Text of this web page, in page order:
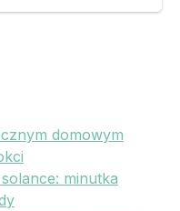
domowym
minutka